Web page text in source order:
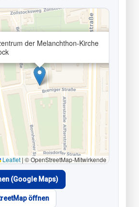
der Melanchthon-Kirche
Leaflet | © OpenStreetMap-Mitwirkende
(Google Maps)
öffnen